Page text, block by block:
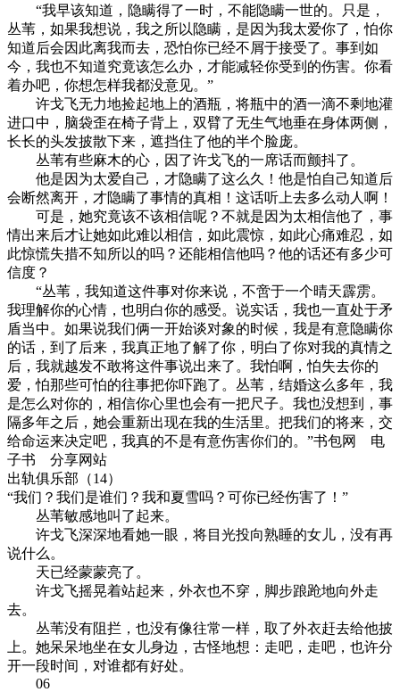
“我早该知道，隐瞒得了一时，不能隐瞒一世的。只是，
丛苇，如果我想说，我之所以隐瞒，是因为我太爱你了，怕你
知道后会因此离我而去，恐怕你已经不屑于接受了。事到如
今，我也不知道究竟该怎么办，才能减轻你受到的伤害。你看
着办吧，你想怎样我都没意见。”
许戈飞无力地捡起地上的酒瓶，将瓶中的酒一滴不剩地灌
进口中，脑袋歪在椅子背上，双臂了无生气地垂在身体两侧，
长长的头发披散下来，遮挡住了他的半个脸庞。
丛苇有些麻木的心，因了许戈飞的一席话而颤抖了。
他是因为太爱自己，才隐瞒了这么久！他是怕自己知道后
会断然离开，才隐瞒了事情的真相！这话听上去多么动人啊！
可是，她究竟该不该相信呢？不就是因为太相信他了，事
情出来后才让她如此难以相信，如此震惊，如此心痛难忍，如
此惊慌失措不知所以的吗？还能相信他吗？他的话还有多少可
信度？
“丛苇，我知道这件事对你来说，不啻于一个晴天霹雳。
我理解你的心情，也明白你的感受。说实话，我也一直处于矛
盾当中。如果说我们俩一开始谈对象的时候，我是有意隐瞒你
的话，到了后来，我真正地了解了你，明白了你对我的真情之
后，我就越发不敢将这件事说出来了。我怕啊，怕失去你的
爱，怕那些可怕的往事把你吓跑了。丛苇，结婚这么多年，我
是怎么对你的，相信你心里也会有一把尺子。我也没想到，事
隔多年之后，她会重新出现在我的生活里。把我们的将来，交
给命运来决定吧，我真的不是有意伤害你们的。”书包网 电
子书 分享网站
出轨俱乐部（14）
“我们？我们是谁们？我和夏雪吗？可你已经伤害了！”
丛苇敏感地叫了起来。
许戈飞深深地看她一眼，将目光投向熟睡的女儿，没有再
说什么。
天已经蒙蒙亮了。
许戈飞摇晃着站起来，外衣也不穿，脚步踉跄地向外走
去。
丛苇没有阻拦，也没有像往常一样，取了外衣赶去给他披
上。她呆呆地坐在女儿身边，古怪地想：走吧，走吧，也许分
开一段时间，对谁都有好处。
06